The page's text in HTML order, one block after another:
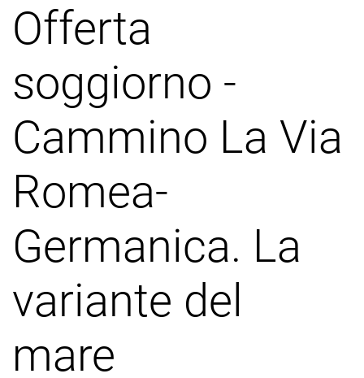
Offerta
soggiorno -
Cammino La Via
Romea-
Germanica. La
variante del
mare